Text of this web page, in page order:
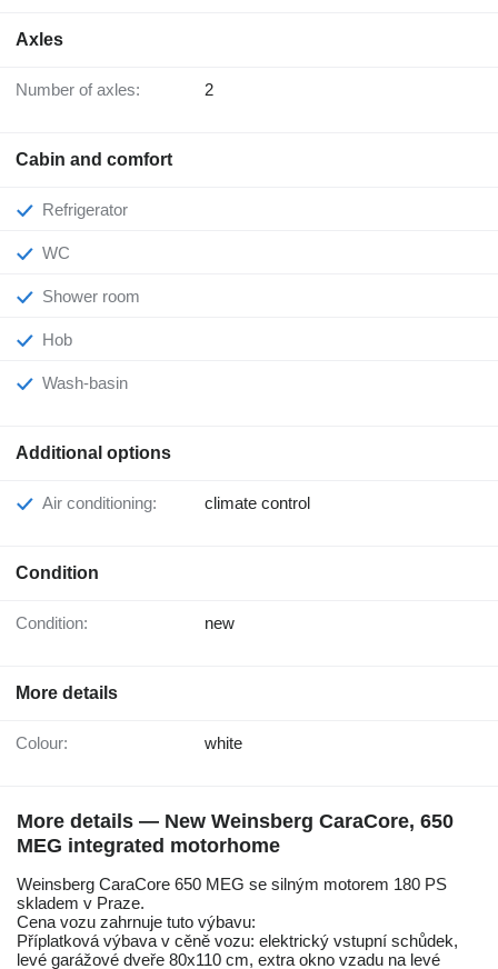
Axles
Number of axles: 2
Cabin and comfort
Refrigerator
WC
Shower room
Hob
Wash-basin
Additional options
Air conditioning: climate control
Condition
Condition: new
More details
Colour: white
More details — New Weinsberg CaraCore, 650
MEG integrated motorhome
Weinsberg CaraCore 650 MEG se silným motorem 180 PS
skladem v Praze.
Cena vozu zahrnuje tuto výbavu:
Příplatková výbava v cěně vozu: elektrický vstupní schůdek,
levé garážové dveře 80x110 cm, extra okno vzadu na levé